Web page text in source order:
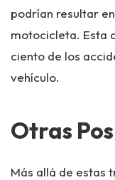
podrían resultar
motocicleta. Esta
ciento de los
vehículo.
Otras
Más allá de estas